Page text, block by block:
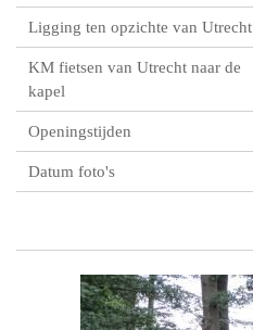
Ligging ten opzichte van Utrecht
KM fietsen van Utrecht naar de
kapel
Openingstijden
Datum foto's